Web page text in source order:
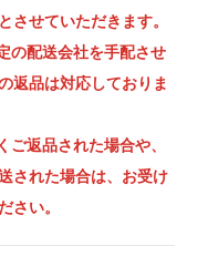
させていただきます。
の配送会社を手配させ
返品は対応しておりま
返品された場合や、
された場合は、お受け
さい。